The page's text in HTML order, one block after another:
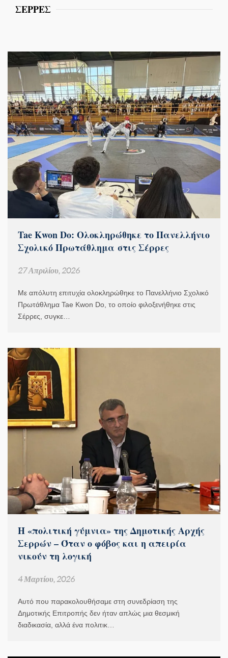
ΣΕΡΡΕΣ
Tae Kwon Do: Ολοκληρώθηκε το Πανελλήνιο
Σχολικό Πρωτάθλημα στις Σέρρες
27 Απριλίου, 2026
Με απόλυτη επιτυχία ολοκληρώθηκε το Πανελλήνιο Σχολικό
Πρωτάθλημα Tae Kwon Do, το οποίο φιλοξενήθηκε στις
Σέρρες, συγκε…
Η «πολιτική γύμνια» της Δημοτικής Αρχής
Σερρών – Όταν ο φόβος και η απειρία
νικούν τη λογική
4 Μαρτίου, 2026
Αυτό που παρακολουθήσαμε στη συνεδρίαση της
Δημοτικής Επιτροπής δεν ήταν απλώς μια θεσμική
διαδικασία, αλλά ένα πολιτικ…